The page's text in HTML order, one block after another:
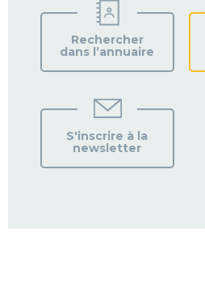
Rechercher
dans l’annuaire
S'inscrire à la
newsletter